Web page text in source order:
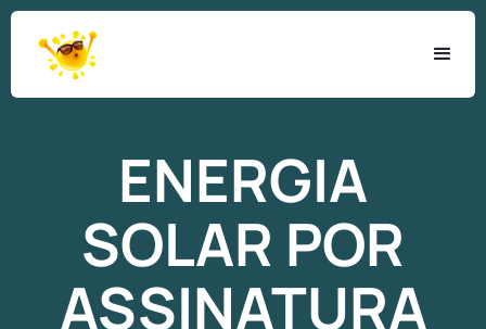
ENERGIA
SOLAR POR
ASSINATURA